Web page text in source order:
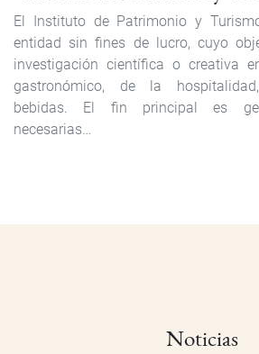
El Instituto de Patrimonio y
entidad sin fines de lucro, cuyo
investigación científica o creativa
gastronómico, de la
bebidas. El fin principal es
necesarias…
Noticias